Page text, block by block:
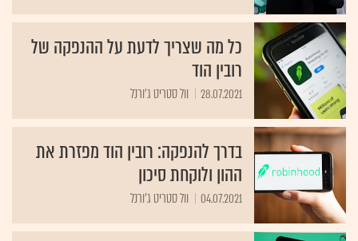
כל מה שצריך לדעת על ההנפקה של
רובין הוד
28.07.2021 וול סטריט ג'ורנל
בדרך להנפקה: רובין הוד מפזרת את
ההון ולוקחת סיכון
04.07.2021 וול סטריט ג'ורנל